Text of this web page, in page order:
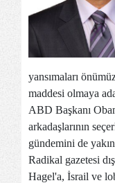
yansımaları
maddesi olmaya
ABD Başkanı
arkadaşlarının
gündemini de
Radikal gazetesi
Hagel'a, İsrail ve